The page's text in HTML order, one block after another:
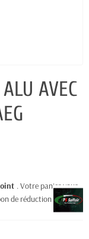
AVEC
. Votre panier vous
de réduction de